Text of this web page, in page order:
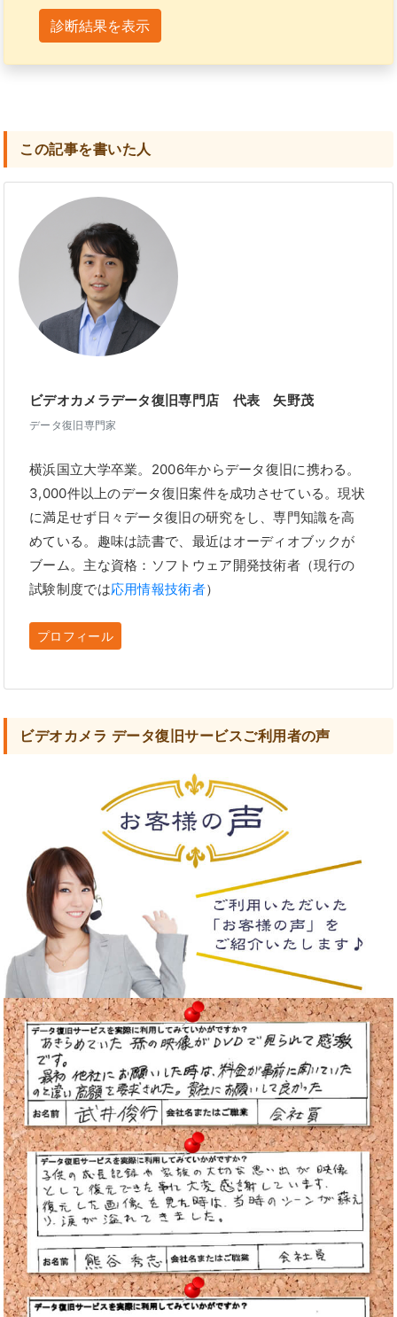
診断結果を表示
この記事を書いた人
ビデオカメラデータ復旧専門店 代表 矢野茂
データ復旧専門家
横浜国立大学卒業。2006年からデータ復旧に携わる。
3,000件以上のデータ復旧案件を成功させている。現状
に満足せず日々データ復旧の研究をし、専門知識を高
めている。趣味は読書で、最近はオーディオブックが
ブーム。主な資格：ソフトウェア開発技術者（現行の
試験制度では応用情報技術者）
プロフィール
ビデオカメラ データ復旧サービスご利用者の声